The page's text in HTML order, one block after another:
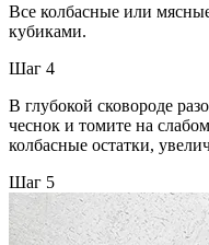
Все колбасные или
кубиками.
Шаг 4
В глубокой сковороде
чеснок и томите на
колбасные остатки,
Шаг 5